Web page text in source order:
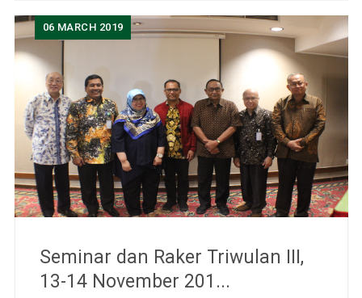
06 MARCH 2019
Seminar dan Raker Triwulan III,
13-14 November 201...